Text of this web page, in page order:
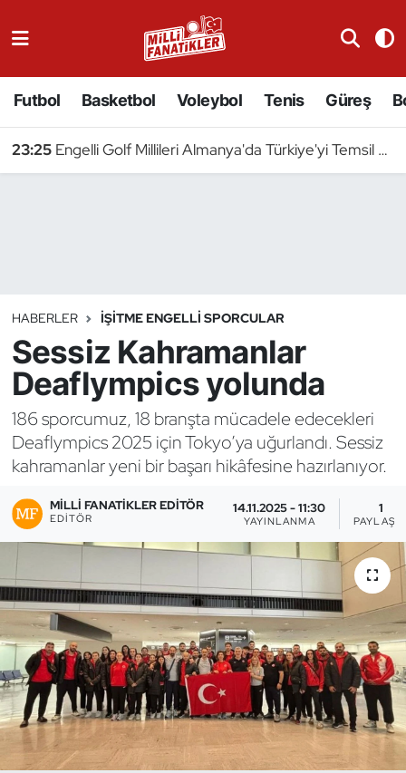
Futbol Basketbol Voleybol Tenis Güreş
23:25 Engelli Golf Millileri Almanya'da Türkiye'yi Temsil Edecek
HABERLER İŞITME ENGELLI SPORCULAR
Sessiz Kahramanlar
Deaflympics yolunda
186 sporcumuz, 18 branşta mücadele edecekleri
Deaflympics 2025 için Tokyo’ya uğurlandı. Sessiz
kahramanlar yeni bir başarı hikâfesine hazırlanıyor.
MILLI FANATIKLER EDITÖR
EDITÖR
14.11.2025 - 11:30
YAYINLANMA
1
Badminton
Binicilik
Bisiklet
Bocce Bowling Dart
Buz Hokeyi
Buz Pateni
Çim Hokeyi
Cimnastik
Curling